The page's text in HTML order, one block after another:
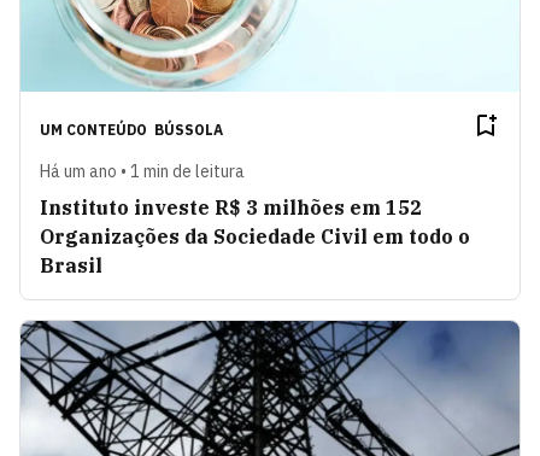
UM CONTEÚDO BÚSSOLA
Há um ano • 1 min de leitura
Instituto investe R$ 3 milhões em 152
Organizações da Sociedade Civil em todo o
Brasil